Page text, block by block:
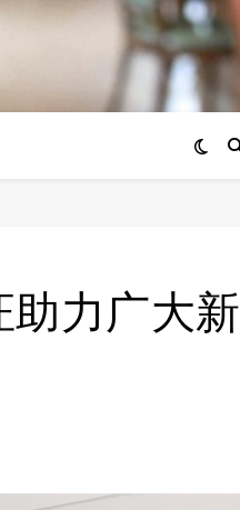
助力广大新